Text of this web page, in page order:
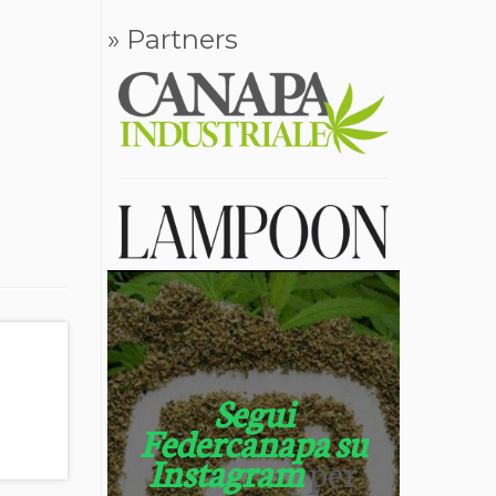
» Partners
Segui
Federcanapa su
Instagramper